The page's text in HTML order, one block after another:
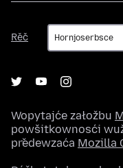
Rěč
Rěč
Wopytajće załožbu
powšitkownosći
předewzaća Mozilla